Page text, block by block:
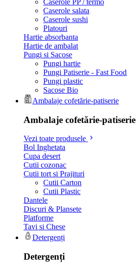
Caserole PP / termo
Caserole salata
Caserole sushi
Platouri
Hartie absorbanta
Hartie de ambalat
Pungi si Sacose
Pungi hartie
Pungi Patiserie - Fast Food
Pungi plastic
Sacose Bio
Ambalaje cofetărie-patiserie
Ambalaje cofetărie-patiserie
Vezi toate produsele
Bol Inghetata
Cupa desert
Cutii cozonac
Cutii tort si Prajituri
Cutii Carton
Cutii Plastic
Dantele
Discuri & Plansete
Platforme
Tavi si Chese
Detergenți
Detergenți